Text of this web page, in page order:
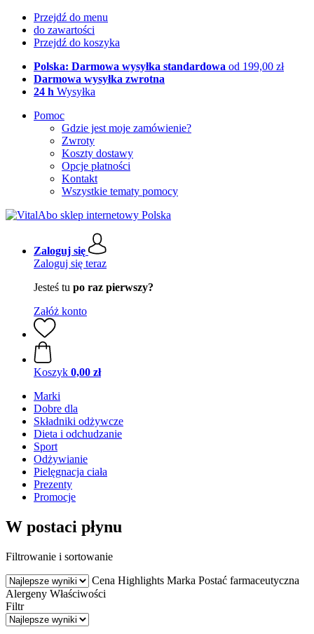
Przejdź do menu
do zawartości
Przejdź do koszyka
Polska: Darmowa wysyłka standardowa od 199,00 zł
Darmowa wysyłka zwrotna
24 h Wysyłka
Pomoc
Gdzie jest moje zamówienie?
Zwroty
Koszty dostawy
Opcje płatności
Kontakt
Wszystkie tematy pomocy
Zaloguj się
Zaloguj się teraz
Jesteś tu po raz pierwszy?
Załóż konto
Koszyk 0,00 zł
Marki
Dobre dla
Składniki odżywcze
Dieta i odchudzanie
Sport
Odżywianie
Pielęgnacja ciała
Prezenty
Promocje
W postaci płynu
Filtrowanie i sortowanie
Cena Highlights Marka Postać farmaceutyczna
Alergeny Właściwości
Filtr